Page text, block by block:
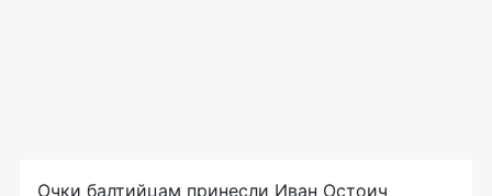
Очки балтийцам принесли Иван Остоич